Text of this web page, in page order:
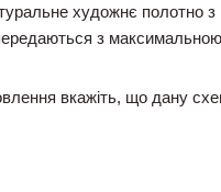
художнє полотно з
з максимальною
вкажіть, що дану